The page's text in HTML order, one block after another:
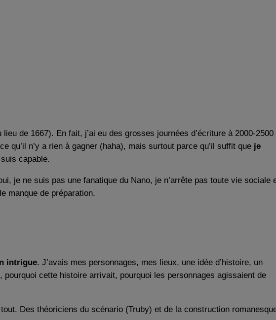
lieu de 1667). En fait, j’ai eu des grosses journées d’écriture à 2000-2500
qu’il n’y a rien à gagner (haha), mais surtout parce qu’il suffit que je
capable.
je ne suis pas une fanatique du Nano, je n’arrête pas toute vie sociale
manque de préparation.
intrigue. J’avais mes personnages, mes lieux, une idée d’histoire, un
, pourquoi cette histoire arrivait, pourquoi les personnages agissaient de
Des théoriciens du scénario (Truby) et de la construction